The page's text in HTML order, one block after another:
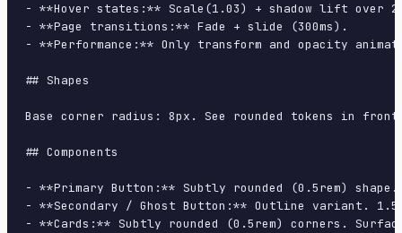
- **Hover states:** Scale(1.03) + shadow lift over
- **Page transitions:** Fade + slide (300ms).
- **Performance:** Only transform and opacity
## Shapes
Base corner radius: 8px. See rounded tokens in
## Components
- **Primary Button:** Subtly rounded (0.5rem)
- **Secondary / Ghost Button:** Outline variant.
- **Cards:** Subtly rounded (0.5rem) corners.